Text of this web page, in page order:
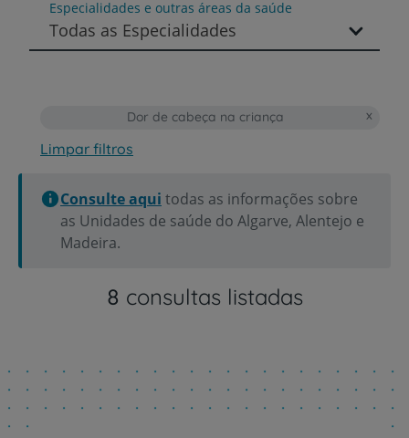
Especialidades e outras áreas da saúde
Todas as Especialidades
Dor de cabeça na criança
Limpar filtros
Consulte aqui todas as informações sobre
as Unidades de saúde do Algarve, Alentejo e
Madeira.
8 consultas listadas